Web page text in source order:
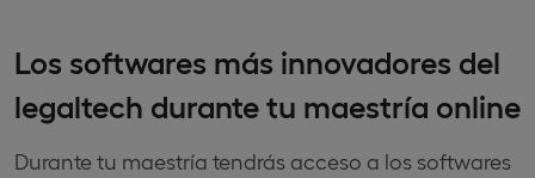
Los softwares más innovadores del
legaltech durante tu maestría online
Durante tu maestría tendrás acceso a los softwares